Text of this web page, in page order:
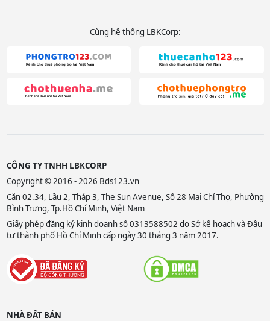
Cùng hệ thống LBKCorp:
CÔNG TY TNHH LBKCORP
Copyright © 2016 - 2026 Bds123.vn
Căn 02.34, Lầu 2, Tháp 3, The Sun Avenue, Số 28 Mai Chí Thọ, Phường
Bình Trưng, Tp.Hồ Chí Minh, Việt Nam
Giấy phép đăng ký kinh doanh số 0313588502 do Sở kế hoạch và Đầu
tư thành phố Hồ Chí Minh cấp ngày 30 tháng 3 năm 2017.
NHÀ ĐẤT BÁN